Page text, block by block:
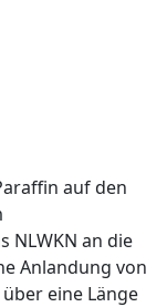
auf den
NLWKN an die
Anlandung von
eine Länge